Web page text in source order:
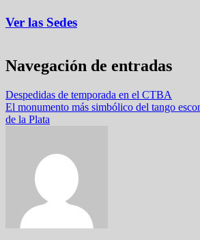
Ver las Sedes
Navegación de entradas
Despedidas de temporada en el CTBA
El monumento más simbólico del tango
de la Plata